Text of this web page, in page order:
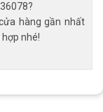
hàng gần nhất
nhé!